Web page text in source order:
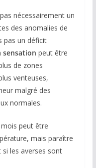
nécessairement un
des anomalies de
pas un déficit
sensation peut être
de zones
venteuses,
malgré des
normales.
mois peut être
mais paraître
les averses sont